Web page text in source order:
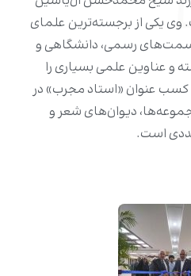
یکی از برجسته‌ترین علمای
سمت‌های رسمی، دانشگاهی و
و عناوین علمی بسیاری را
عنوان «استاد مجرب» در
مجموعه‌ها، دیوان‌های شعر و
است.